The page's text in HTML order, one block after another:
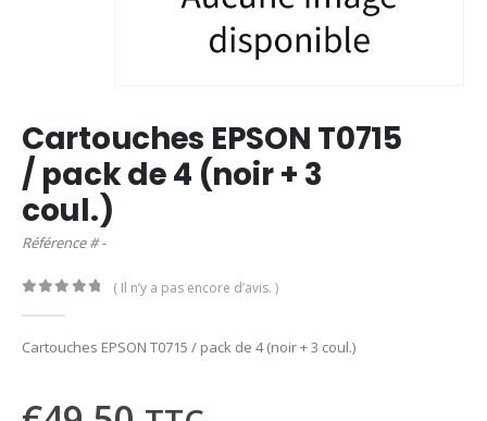
Cartouches EPSON T0715
/ pack de 4 (noir + 3
coul.)
Référence # -
( Il n’y a pas encore d’avis. )
Cartouches EPSON T0715 / pack de 4 (noir + 3 coul.)